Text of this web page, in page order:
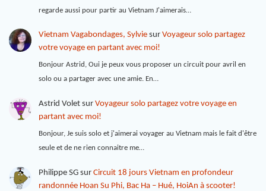
regarde aussi pour partir au Vietnam J'aimerais…
Vietnam Vagabondages, Sylviesur Voyageur solo partagez
votre voyage en partant avec moi!
Bonjour Astrid, Oui je peux vous proposer un circuit pour avril en
solo ou a partager avec une amie. En…
Astrid Voletsur Voyageur solo partagez votre voyage en
partant avec moi!
Bonjour, Je suis solo et j'aimerai voyager au Vietnam mais le fait d'être
seule et de ne rien connaitre me…
Philippe SGsur Circuit 18 jours Vietnam en profondeur
randonnée Hoan Su Phi, Bac Ha – Hué, HoiAn à scooter!